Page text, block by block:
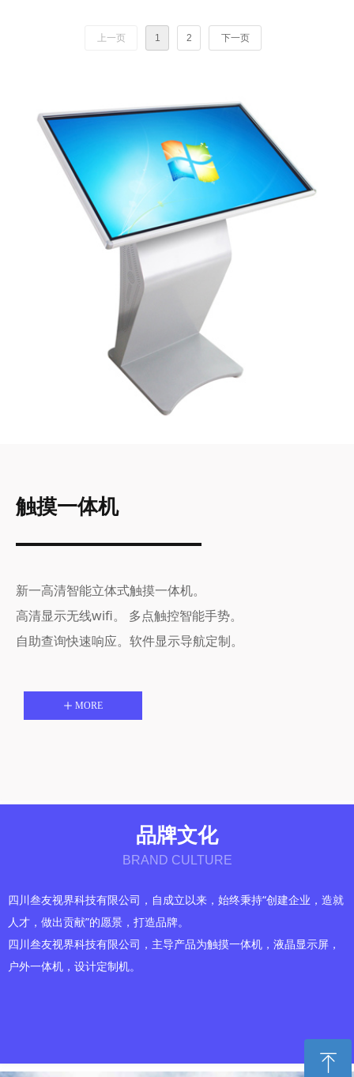
触摸一体机
ꄸ MORE
新一高清智能立体式触摸一体机。
高清显示无线wifi。 多点触控智能手势。
自助查询快速响应。 软件显示导航定制。
上一页 1 2 下一页
品牌文化
BRAND CULTURE
四川叁友视界科技有限公司，自成立以来，始终秉持“创建企业，造就
人才，做出贡献”的愿景，打造品牌。
四川叁友视界科技有限公司 ，主导产品为触摸一体机，液晶显示屏，
户外一体机，设计定制机。
ꁸ